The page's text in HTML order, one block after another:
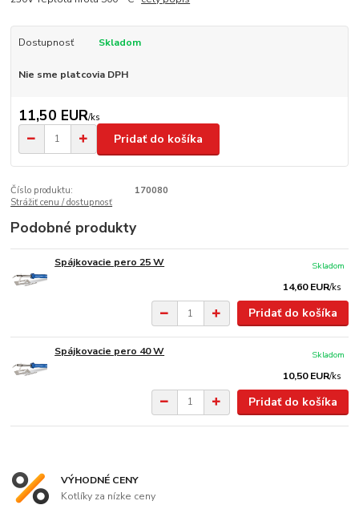
Dostupnosť Skladom
Nie sme platcovia DPH
11,50 EUR/ks
Pridať do košíka
Číslo produktu:
170080
Strážiť cenu / dostupnosť
Podobné produkty
Spájkovacie pero 25 W
14,60 EUR/ks
Skladom
Pridať do košíka
Spájkovacie pero 40 W
10,50 EUR/ks
Skladom
Pridať do košíka
VÝHODNÉ CENY
Kotlíky za nízke ceny